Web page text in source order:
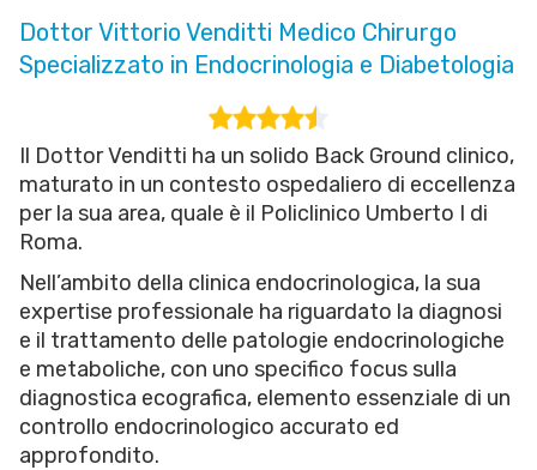
Dottor Vittorio Venditti Medico Chirurgo
Specializzato in Endocrinologia e Diabetologia
Il Dottor Venditti ha un solido Back Ground clinico,
maturato in un contesto ospedaliero di eccellenza
per la sua area, quale è il Policlinico Umberto I di
Roma.
Nell’ambito della clinica endocrinologica, la sua
expertise professionale ha riguardato la diagnosi
e il trattamento delle patologie endocrinologiche
e metaboliche, con uno specifico focus sulla
diagnostica ecografica, elemento essenziale di un
controllo endocrinologico accurato ed
approfondito.